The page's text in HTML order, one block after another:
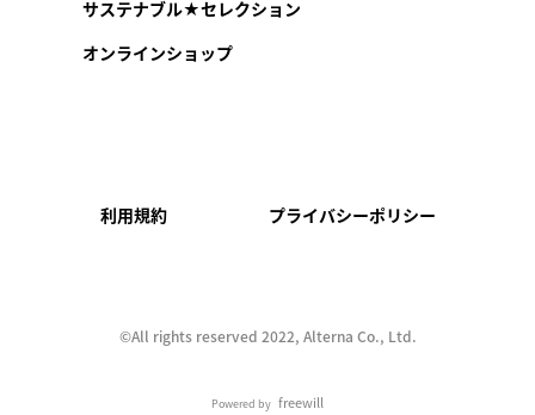
サステナブル★セレクション
オンラインショップ
利用規約 プライバシーポリシー
©︎All rights reserved 2022, Alterna Co., Ltd.
Powered by freewill